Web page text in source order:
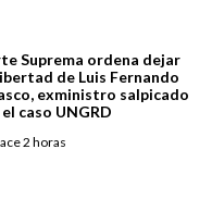
Suprema ordena dejar
de Luis Fernando
exministro salpicado
caso UNGRD
2 horas